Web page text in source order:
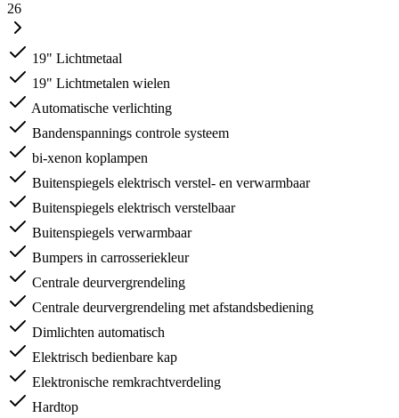
26
19" Lichtmetaal
19" Lichtmetalen wielen
Automatische verlichting
Bandenspannings controle systeem
bi-xenon koplampen
Buitenspiegels elektrisch verstel- en verwarmbaar
Buitenspiegels elektrisch verstelbaar
Buitenspiegels verwarmbaar
Bumpers in carrosseriekleur
Centrale deurvergrendeling
Centrale deurvergrendeling met afstandsbediening
Dimlichten automatisch
Elektrisch bedienbare kap
Elektronische remkrachtverdeling
Hardtop